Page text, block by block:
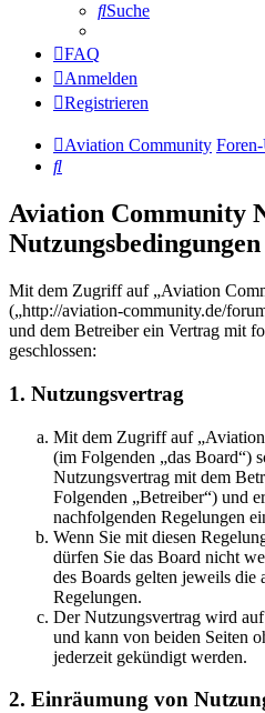
Suche
FAQ
Anmelden
Registrieren
Aviation Community
Suche
Aviation Community
Nutzungsbedingungen
Mit dem Zugriff auf „Aviation
(„http://aviation-community.de/
und dem Betreiber ein Vertrag mit
geschlossen:
1. Nutzungsvertrag
Mit dem Zugriff auf
(im Folgenden „das Board“)
Nutzungsvertrag mit dem
Folgenden „Betreiber“) und
nachfolgenden Regelungen
Wenn Sie mit diesen
dürfen Sie das Board nicht
des Boards gelten jeweils die
Regelungen.
Der Nutzungsvertrag wird
und kann von beiden Seiten
jederzeit gekündigt werden.
2. Einräumung von